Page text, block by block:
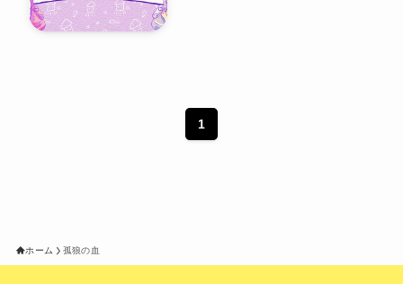
1
ホーム 孤狼の血